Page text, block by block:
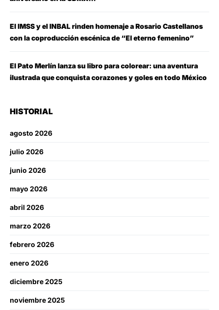
El IMSS y el INBAL rinden homenaje a Rosario Castellanos
con la coproducción escénica de “El eterno femenino”
El Pato Merlín lanza su libro para colorear: una aventura
ilustrada que conquista corazones y goles en todo México
HISTORIAL
agosto 2026
julio 2026
junio 2026
mayo 2026
abril 2026
marzo 2026
febrero 2026
enero 2026
diciembre 2025
noviembre 2025